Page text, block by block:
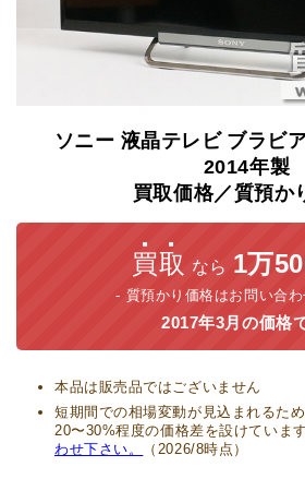
ソニー 液晶テレビ ブラビ
2014年製
買取価格／質預か
買取 なら 1万
質預かり価格はお問い合
2017年3月の価格
本品は販売品ではございません
短期間での相場変動が見込まれるた
20〜30%程度の価格差を設けていま
わせ下さい。
（2026/8時点）